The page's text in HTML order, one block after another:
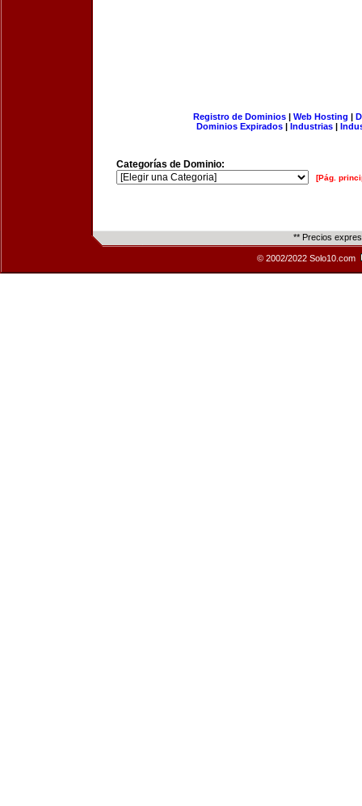
Registro de Dominios| Web Hosting |
Dominios Expirados | Industrias |
Categorías de Dominio:
[Pág.
** Precios
© 2002/2022 Solo10.com